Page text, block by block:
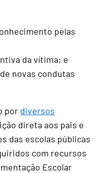
pelas
da vítima; e
novas condutas
por diversos
direta aos pais e
das escolas públicas
com recursos
Escolar